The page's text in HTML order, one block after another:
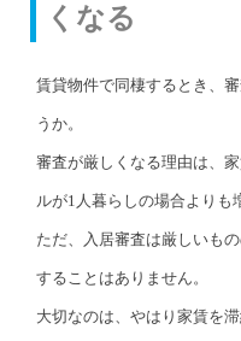
くなる
賃貸物件で同棲するとき、
うか。
審査が厳しくなる理由は、
ルが1人暮らしの場合よりも
ただ、入居審査は厳しいも
することはありません。
大切なのは、やはり家賃を